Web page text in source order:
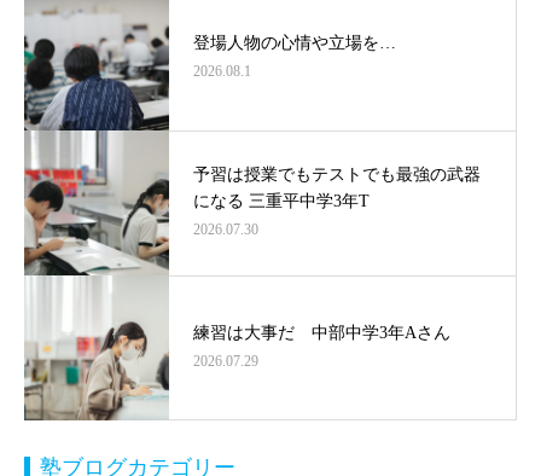
登場人物の心情や立場を…
2026.08.1
予習は授業でもテストでも最強の武器
になる 三重平中学3年T
2026.07.30
練習は大事だ 中部中学3年Aさん
2026.07.29
塾ブログカテゴリー